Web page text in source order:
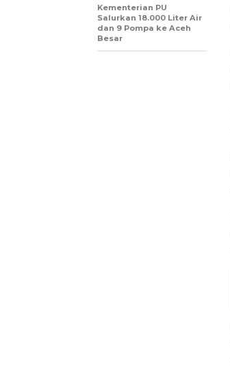
Kementerian PU
Salurkan 18.000 Liter Air
dan 9 Pompa ke Aceh
Besar